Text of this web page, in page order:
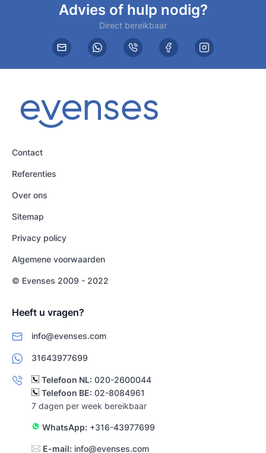
Advies of hulp nodig?
Direct bereikbaar
Contact
Referenties
Over ons
Sitemap
Privacy policy
Algemene voorwaarden
© Evenses 2009 - 2022
Heeft u vragen?
info@evenses.com
31643977699
Telefoon NL: 020-2600044
Telefoon BE: 02-8084961
7 dagen per week bereikbaar
WhatsApp: +316-43977699
E-mail: info@evenses.com